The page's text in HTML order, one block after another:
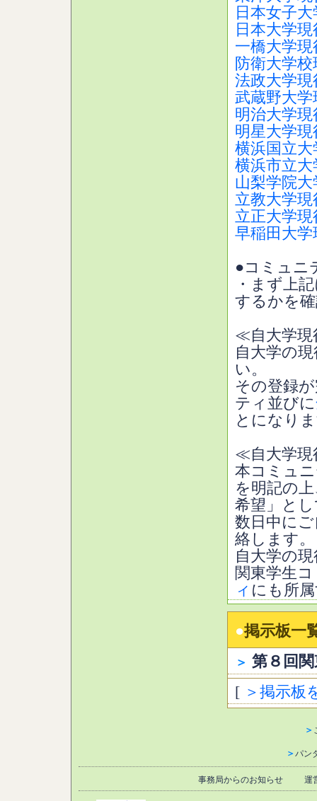
日本女子
日本大学
一橋大学
防衛大学
法政大学
武蔵野大
明治大学
明星大学
横浜国立
横浜市立
山梨学院
立教大学
立正大学
早稲田大
●コミュニ
・まず上
するかを
≪自大学現
自大学の
い。
その登録
ティ並びに
とになり
≪自大学現
本コミュ
を明記の
希望」と
数日中に
絡します。
自大学の
関東学生
ィ にも所
●掲示板一
＞ 第８回
[ ＞掲示板
＞
＞ パン
事務局からのお知らせ 運